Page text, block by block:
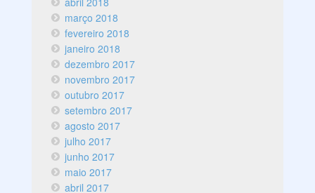
março 2018
fevereiro 2018
janeiro 2018
dezembro 2017
novembro 2017
outubro 2017
setembro 2017
agosto 2017
julho 2017
junho 2017
maio 2017
abril 2017